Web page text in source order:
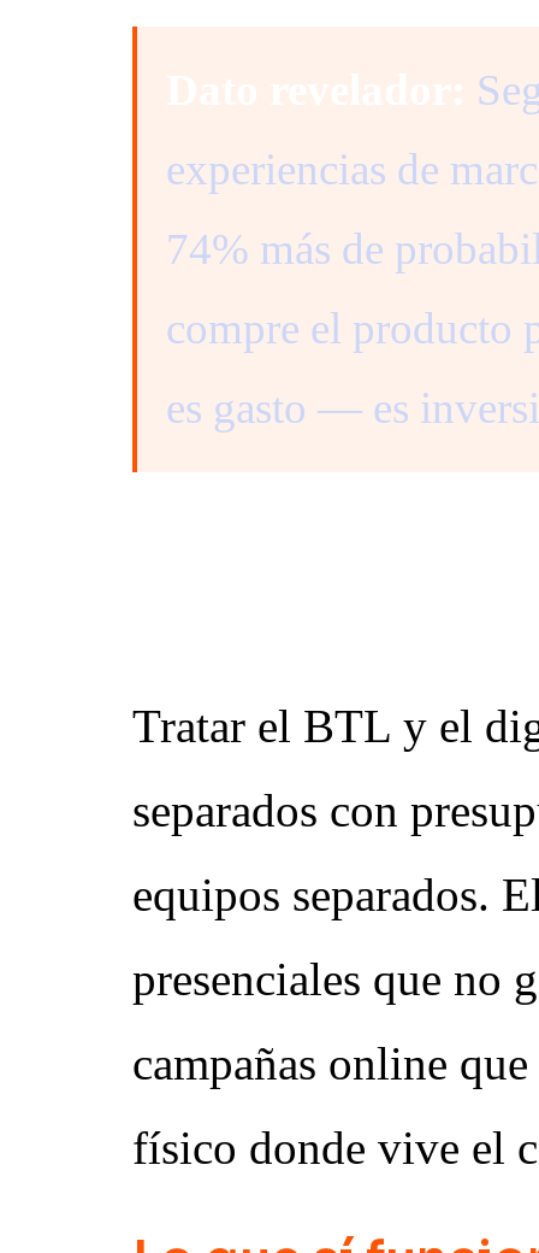
experiencias de
74% más de
compre el producto
es gasto — es
Tratar el BTL y el
separados con
equipos separados.
presenciales que no
campañas online
físico donde vive el